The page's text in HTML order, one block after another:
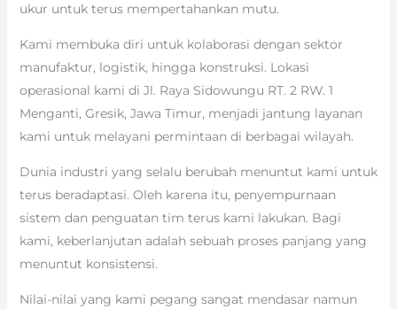
ukur untuk terus mempertahankan mutu.
Kami membuka diri untuk kolaborasi dengan sektor
manufaktur, logistik, hingga konstruksi. Lokasi
operasional kami di Jl. Raya Sidowungu RT. 2 RW. 1
Menganti, Gresik, Jawa Timur, menjadi jantung layanan
kami untuk melayani permintaan di berbagai wilayah.
Dunia industri yang selalu berubah menuntut kami untuk
terus beradaptasi. Oleh karena itu, penyempurnaan
sistem dan penguatan tim terus kami lakukan. Bagi
kami, keberlanjutan adalah sebuah proses panjang yang
menuntut konsistensi.
Nilai-nilai yang kami pegang sangat mendasar namun